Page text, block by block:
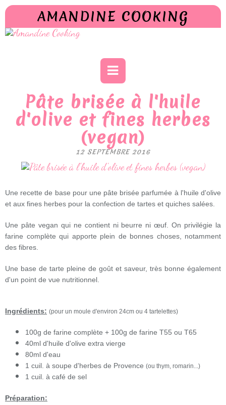
AMANDINE COOKING
Pâte brisée à l'huile
d'olive et fines herbes
(vegan)
12 SEPTEMBRE 2016
Une recette de base pour une pâte brisée parfumée à l'huile d'olive
et aux fines herbes pour la confection de tartes et quiches salées.
Une pâte vegan qui ne contient ni beurre ni œuf. On privilégie la
farine complète qui apporte plein de bonnes choses, notamment
des fibres.
Une base de tarte pleine de goût et saveur, très bonne également
d'un point de vue nutritionnel.
Ingrédients: (pour un moule d'environ 24cm ou 4 tartelettes)
100g de farine complète + 100g de farine T55 ou T65
40ml d'huile d'olive extra vierge
80ml d'eau
1 cuil. à soupe d'herbes de Provence (ou thym, romarin...)
1 cuil. à café de sel
Préparation: